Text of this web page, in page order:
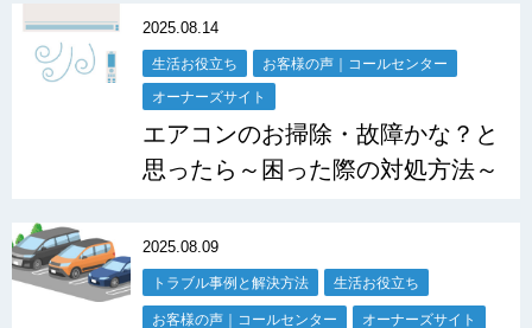
2025.08.14
生活お役立ち お客様の声｜コールセンター
オーナーズサイト
エアコンのお掃除・故障かな？と
思ったら～困った際の対処方法～
2025.08.09
トラブル事例と解決方法 生活お役立ち
お客様の声｜コールセンター オーナーズサイト